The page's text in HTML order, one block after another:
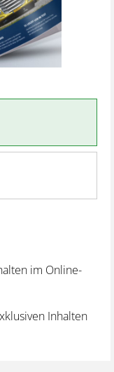
im Online-
Inhalten
Regelungen